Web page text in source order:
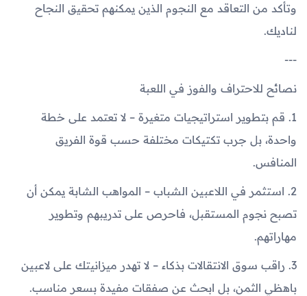
وتأكد من التعاقد مع النجوم الذين يمكنهم تحقيق النجاح
لناديك.
---
نصائح للاحتراف والفوز في اللعبة
1. قم بتطوير استراتيجيات متغيرة – لا تعتمد على خطة
واحدة، بل جرب تكتيكات مختلفة حسب قوة الفريق
المنافس.
2. استثمر في اللاعبين الشباب – المواهب الشابة يمكن أن
تصبح نجوم المستقبل، فاحرص على تدريبهم وتطوير
مهاراتهم.
3. راقب سوق الانتقالات بذكاء – لا تهدر ميزانيتك على لاعبين
باهظي الثمن، بل ابحث عن صفقات مفيدة بسعر مناسب.